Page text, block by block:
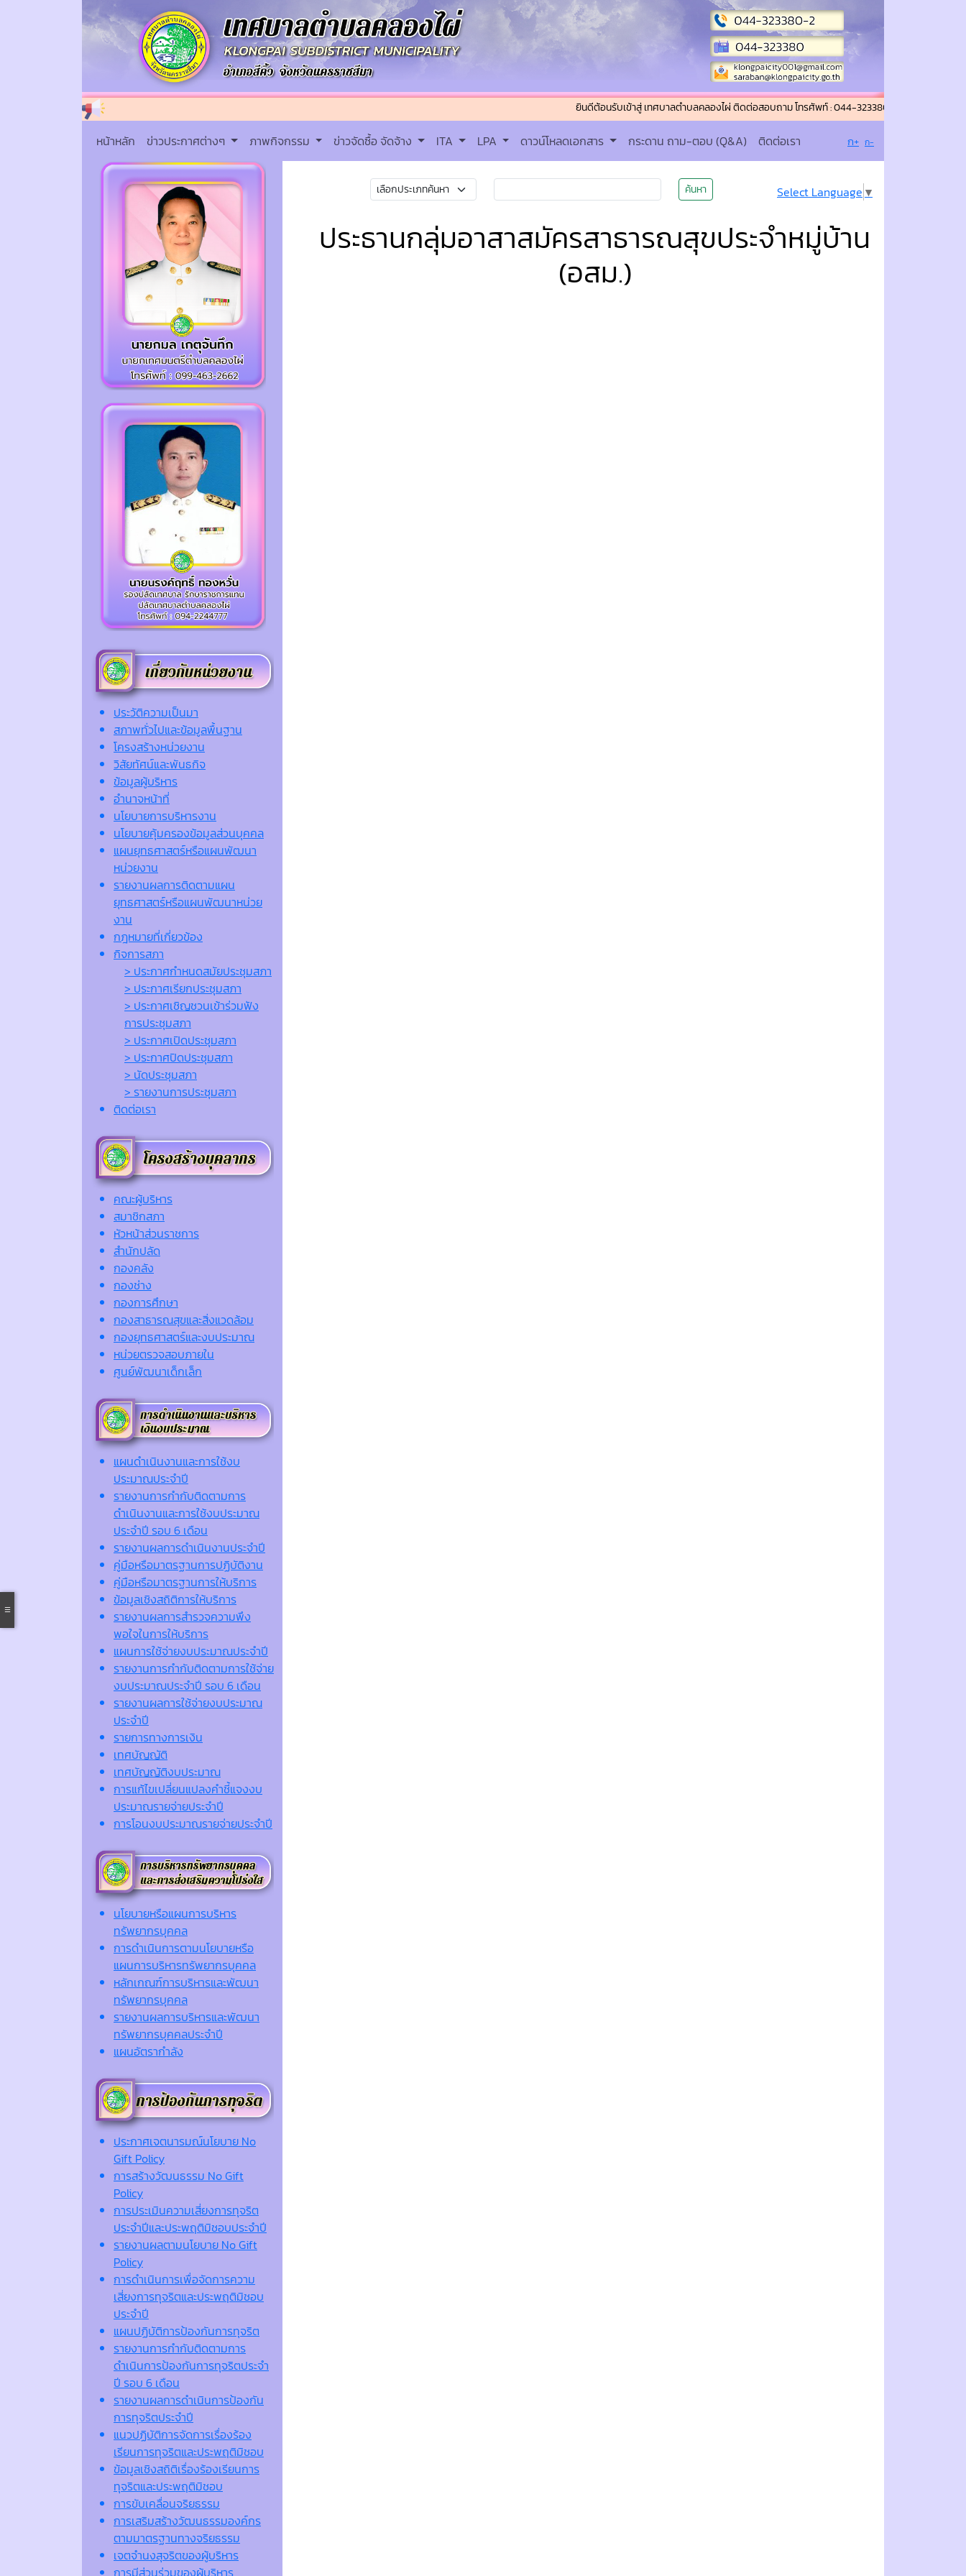
ยินดีต้อนรับเข้าสู่ เทศบาลตำบลคลองไผ่ ติดต่อสอบถาม โทรศัพท์ : 044-323380-2 โทรสาร (แฟกซ์) : 044-
หน้าหลัก ข่าวประกาศต่างๆ ภาพกิจกรรม ข่าวจัดซื้อ จัดจ้าง ITA LPA ดาวน์โหลดเอกสาร กระดาน ถาม-ตอบ (Q&A) ติดต่อเรา ก+ ก-
ประวัติความเป็นมา
สภาพทั่วไปและข้อมูลพื้นฐาน
โครงสร้างหน่วยงาน
วิสัยทัศน์และพันธกิจ
ข้อมูลผู้บริหาร
อำนาจหน้าที่
นโยบายการบริหารงาน
นโยบายคุ้มครองข้อมูลส่วนบุคคล
แผนยุทธศาสตร์หรือแผนพัฒนา
หน่วยงาน
รายงานผลการติดตามแผน
ยุทธศาสตร์หรือแผนพัฒนาหน่วย
งาน
กฎหมายที่เกี่ยวข้อง
กิจการสภา
> ประกาศกำหนดสมัยประชุมสภา
> ประกาศเรียกประชุมสภา
> ประกาศเชิญชวนเข้าร่วมฟัง
การประชุมสภา
> ประกาศเปิดประชุมสภา
> ประกาศปิดประชุมสภา
> นัดประชุมสภา
> รายงานการประชุมสภา
ติดต่อเรา
คณะผู้บริหาร
สมาชิกสภา
หัวหน้าส่วนราชการ
สำนักปลัด
กองคลัง
กองช่าง
กองการศึกษา
กองสาธารณสุขและสิ่งแวดล้อม
กองยุทธศาสตร์และงบประมาณ
หน่วยตรวจสอบภายใน
ศูนย์พัฒนาเด็กเล็ก
แผนดำเนินงานและการใช้งบ
ประมาณประจำปี
รายงานการกำกับติดตามการ
ดำเนินงานและการใช้งบประมาณ
ประจำปี รอบ 6 เดือน
รายงานผลการดำเนินงานประจำปี
คู่มือหรือมาตรฐานการปฏิบัติงาน
คู่มือหรือมาตรฐานการให้บริการ
ข้อมูลเชิงสถิติการให้บริการ
รายงานผลการสำรวจความพึง
พอใจในการให้บริการ
แผนการใช้จ่ายงบประมาณประจำปี
รายงานการกำกับติดตามการใช้จ่าย
งบประมาณประจำปี รอบ 6 เดือน
รายงานผลการใช้จ่ายงบประมาณ
ประจำปี
รายการทางการเงิน
เทศบัญญัติ
เทศบัญญัติงบประมาณ
การแก้ไขเปลี่ยนแปลงคำชี้แจงงบ
ประมาณรายจ่ายประจำปี
การโอนงบประมาณรายจ่ายประจำปี
นโยบายหรือแผนการบริหาร
ทรัพยากรบุคคล
การดำเนินการตามนโยบายหรือ
แผนการบริหารทรัพยากรบุคคล
หลักเกณฑ์การบริหารและพัฒนา
ทรัพยากรบุคคล
รายงานผลการบริหารและพัฒนา
ทรัพยากรบุคคลประจำปี
แผนอัตรากำลัง
ประกาศเจตนารมณ์นโยบาย No
Gift Policy
การสร้างวัฒนธรรม No Gift
Policy
การประเมินความเสี่ยงการทุจริต
ประจำปีและประพฤติมิชอบประจำปี
รายงานผลตามนโยบาย No Gift
Policy
การดำเนินการเพื่อจัดการความ
เสี่ยงการทุจริตและประพฤติมิชอบ
ประจำปี
แผนปฏิบัติการป้องกันการทุจริต
รายงานการกำกับติดตามการ
ดำเนินการป้องกันการทุจริตประจำ
ปี รอบ 6 เดือน
รายงานผลการดำเนินการป้องกัน
การทุจริตประจำปี
แนวปฏิบัติการจัดการเรื่องร้อง
เรียนการทุจริตและประพฤติมิชอบ
ข้อมูลเชิงสถิติเรื่องร้องเรียนการ
ทุจริตและประพฤติมิชอบ
การขับเคลื่อนจริยธรรม
การเสริมสร้างวัฒนธรรมองค์กร
ตามมาตรฐานทางจริยธรรม
เจตจํานงสุจริตของผู้บริหาร
การมีส่วนร่วมของผู้บริหาร
ค้นหา Select Language ▼
ประธานกลุ่มอาสาสมัครสาธารณสุขประจำหมู่บ้าน
(อสม.)